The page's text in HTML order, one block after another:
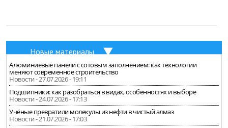
Новые материалы
Алюминиевые панели с сотовым заполнением: как технологии
меняют современное строительство
Новости - 27.07.2026 - 19:11
Подшипники: как разобраться в видах, особенностях и выборе
Новости - 24.07.2026 - 17:13
Учёные превратили молекулы из нефти в чистый алмаз
Новости - 21.07.2026 - 17:03